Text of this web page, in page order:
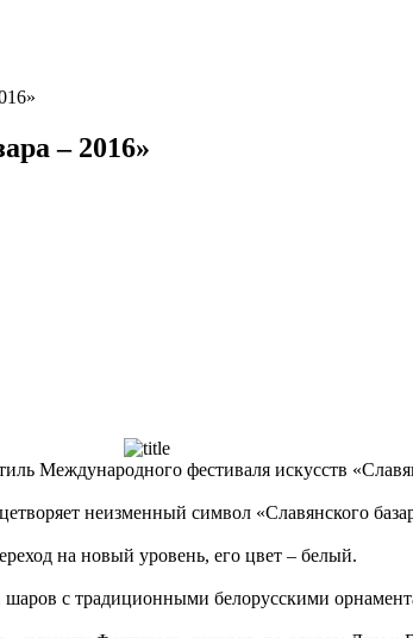
– 2016»
Международного фестиваля искусств
неизменный символ «Славянского
на новый уровень, его цвет – белый.
с традиционными белорусскими